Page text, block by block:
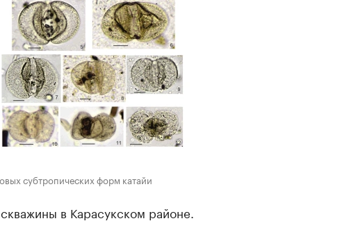
субтропических форм катайи
в Карасукском районе.